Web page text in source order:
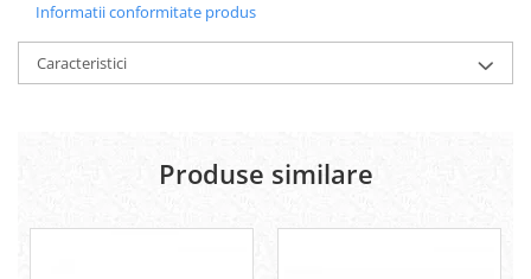
Informatii conformitate produs
Caracteristici
Produse similare